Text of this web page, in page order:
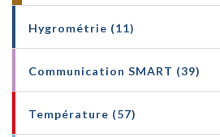
Hygrométrie (11)
Communication SMART (39)
Température (57)